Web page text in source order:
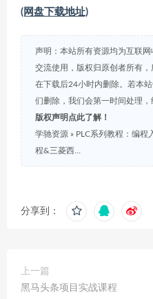
(网盘下载地址)
声明：本站所有资源均为互联
交流使用，版权归原创者所有
在下载后24小时内删除。若本
们删除，我们会第一时间处理，
版权声明点此了解！
学驰资源 » PLC系列教程：编程
程&三菱西…
分享到：
上一篇
黑马头条项目实战课程